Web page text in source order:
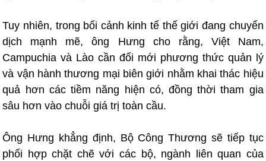
Tuy nhiên, trong bối cảnh kinh tế thế giới đang chuyển
dịch mạnh mẽ, ông Hưng cho rằng, Việt Nam,
Campuchia và Lào cần đổi mới phương thức quản lý
và vận hành thương mại biên giới nhằm khai thác hiệu
quả hơn các tiềm năng hiện có, đồng thời tham gia
sâu hơn vào chuỗi giá trị toàn cầu.
Ông Hưng khẳng định, Bộ Công Thương sẽ tiếp tục
phối hợp chặt chẽ với các bộ, ngành liên quan của